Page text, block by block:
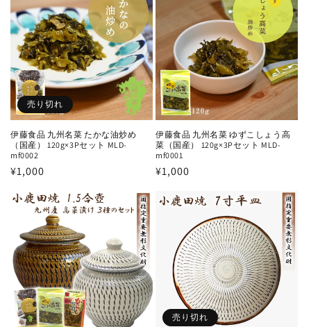
売り切れ
伊藤食品 九州名菜 たかな油炒め
（国産） 120g×3Pセット MLD-
mf0002
通
価
¥1,000
伊藤食品 九州名菜 ゆずこしょう高
菜（国産） 120g×3Pセット MLD-
mf0001
通
価
¥1,000
売り切れ